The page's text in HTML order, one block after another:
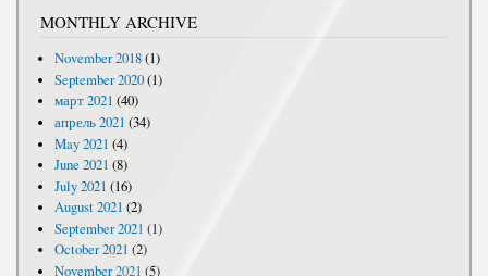
MONTHLY ARCHIVE
November 2018(1)
September 2020(1)
март 2021 (40)
апрель 2021 (34)
May 2021 (4)
June 2021 (8)
July 2021 (16)
August 2021 (2)
September 2021 (1)
October 2021 (2)
November 2021 (5)